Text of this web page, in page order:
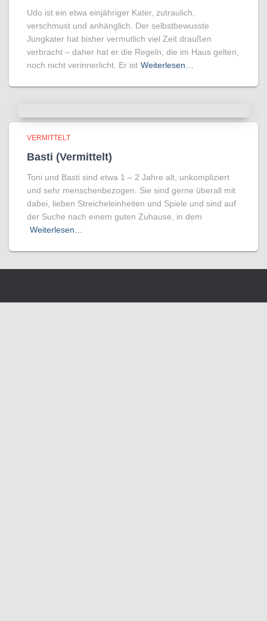
Udo ist ein etwa einjähriger Kater, zutraulich,
verschmust und anhänglich. Der selbstbewusste
Jungkater hat bisher vermutlich viel Zeit draußen
verbracht – daher hat er die Regeln, die im Haus gelten,
noch nicht verinnerlicht. Er ist Weiterlesen…
VERMITTELT
Basti (Vermittelt)
Toni und Basti sind etwa 1 – 2 Jahre alt, unkompliziert
und sehr menschenbezogen. Sie sind gerne überall mit
dabei, lieben Streicheleinheiten und Spiele und sind auf
der Suche nach einem guten Zuhause, in dem
Weiterlesen…